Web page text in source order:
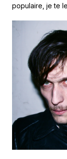
populaire, je te